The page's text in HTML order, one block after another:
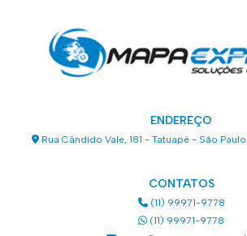
ENDEREÇO
Rua Cândido Vale, 181 - Tatuapé - São
CONTATOS
(11) 99971-9778
(11) 99971-9778